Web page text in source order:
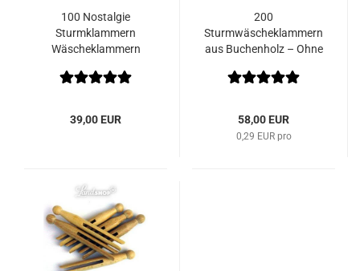
100 Nostalgie
Sturmklammern
Wäscheklammern
39,00 EUR
200
Sturmwäscheklammern
aus Buchenholz – Ohne
58,00 EUR
0,29 EUR pro